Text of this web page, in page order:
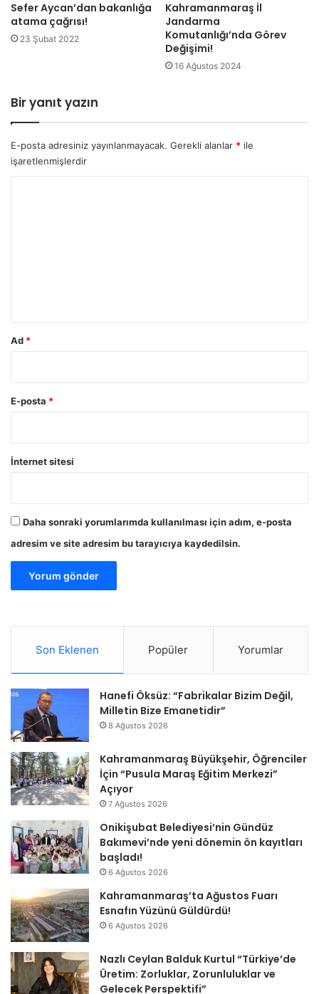
Sefer Aycan’dan bakanlığa
atama çağrısı!
23 Şubat 2022
Kahramanmaraş İl
Jandarma
Komutanlığı’nda Görev
Değişimi!
16 Ağustos 2024
Bir yanıt yazın
E-posta adresiniz yayınlanmayacak. Gerekli alanlar * ile
işaretlenmişlerdir
Ad *
E-posta *
İnternet sitesi
Daha sonraki yorumlarımda kullanılması için adım, e-posta
adresim ve site adresim bu tarayıcıya kaydedilsin.
Son Eklenen Popüler Yorumlar
Hanefi Öksüz: “Fabrikalar Bizim Değil,
Milletin Bize Emanetidir”
8 Ağustos 2026
Kahramanmaraş Büyükşehir, Öğrenciler
İçin “Pusula Maraş Eğitim Merkezi”
Açıyor
7 Ağustos 2026
Onikişubat Belediyesi’nin Gündüz
Bakımevi’nde yeni dönemin ön kayıtları
başladı!
6 Ağustos 2026
Kahramanmaraş’ta Ağustos Fuarı
Esnafın Yüzünü Güldürdü!
6 Ağustos 2026
Nazlı Ceylan Balduk Kurtul “Türkiye’de
Üretim: Zorluklar, Zorunluluklar ve
Gelecek Perspektifi”